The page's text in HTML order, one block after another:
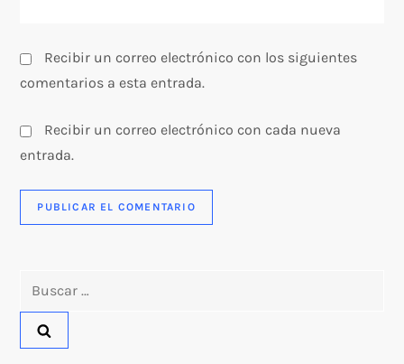
s
Recibir un correo electrónico con los siguientes
comentarios a esta entrada.
Recibir un correo electrónico con cada nueva
entrada.